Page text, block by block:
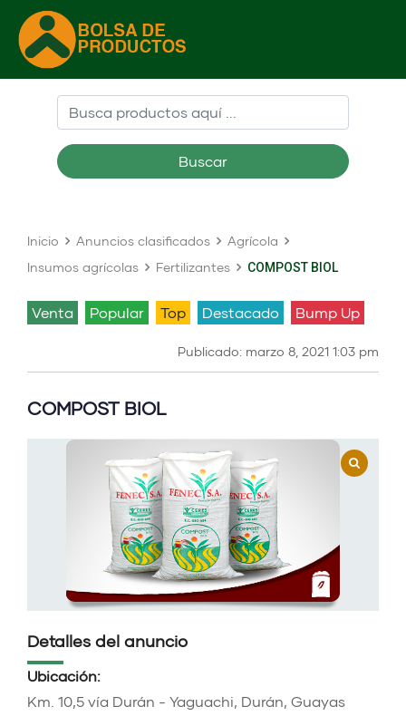
Buscar
Inicio Anuncios clasificados
Agrícola
Insumos agrícolas
Fertilizantes COMPOST BIOL
venta Popular Top Destacado Bump Up
Publicado: marzo 8, 2021 1:03 pm
COMPOST BIOL
Detalles del anuncio
Ubicación:
Km. 10,5 vía Durán - Yaguachi, Durán, Guayas